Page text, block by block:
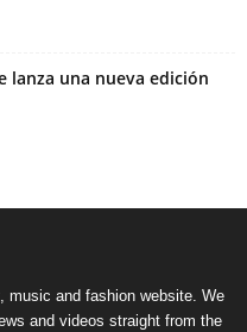
lanza una nueva edición
music and fashion website. We
and videos straight from the